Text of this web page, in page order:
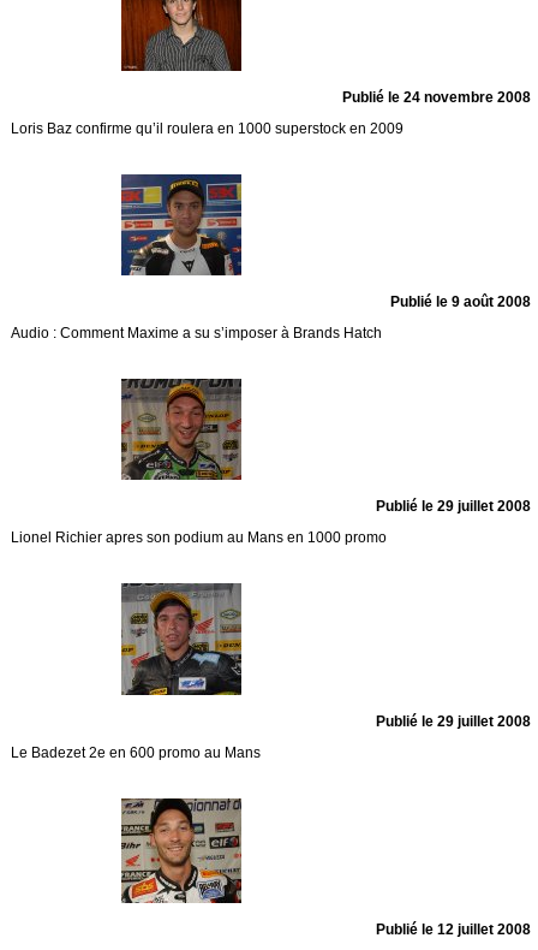
Publié le 24 novembre 2008
Loris Baz confirme qu’il roulera en 1000 superstock en 2009
Publié le 9 août 2008
Audio : Comment Maxime a su s’imposer à Brands Hatch
Publié le 29 juillet 2008
Lionel Richier apres son podium au Mans en 1000 promo
Publié le 29 juillet 2008
Le Badezet 2e en 600 promo au Mans
Publié le 12 juillet 2008